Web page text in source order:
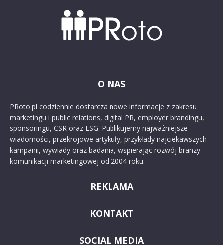
O NAS
PRoto.pl codziennie dostarcza nowe informacje z zakresu
marketingu i public relations, digital PR, employer brandingu,
sponsoringu, CSR oraz ESG. Publikujemy najważniejsze
wiadomości, przekrojowe artykuły, przykłady najciekawszych
kampanii, wywiady oraz badania, wspierając rozwój branży
komunikacji marketingowej od 2004 roku.
REKLAMA
KONTAKT
SOCIAL MEDIA